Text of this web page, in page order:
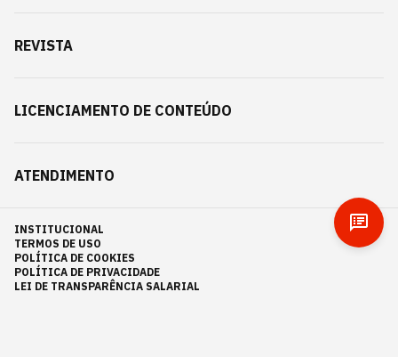
REVISTA
LICENCIAMENTO DE CONTEÚDO
ATENDIMENTO
INSTITUCIONAL
TERMOS DE USO
POLÍTICA DE COOKIES
POLÍTICA DE PRIVACIDADE
LEI DE TRANSPARÊNCIA SALARIAL